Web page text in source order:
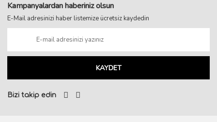
Kampanyalardan haberiniz olsun
E-Mail adresinizi haber listemize ücretsiz kaydedin
KAYDET
Bizi takip edin